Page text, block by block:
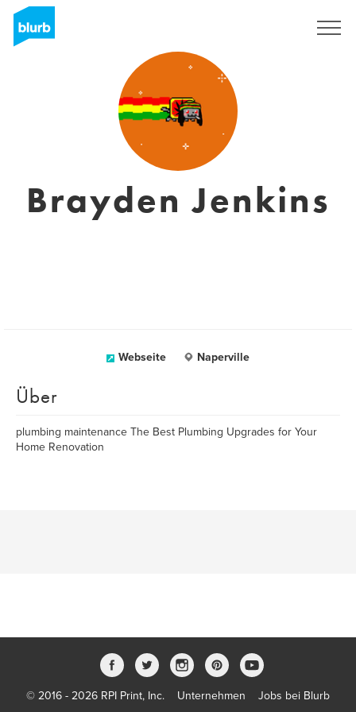
Brayden Jenkins
Webseite Naperville
Über
plumbing maintenance The Best Plumbing Upgrades for Your
Home Renovation
© 2016 - 2026 RPI Print, Inc. Unternehmen Jobs bei Blurb